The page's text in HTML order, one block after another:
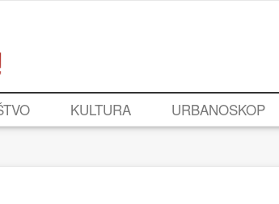
KULTURA URBANOSKOP